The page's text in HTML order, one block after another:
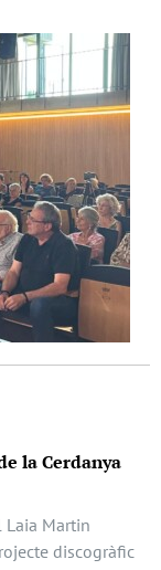
la Cerdanya
Martin
discogràfic